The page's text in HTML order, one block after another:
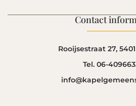
Contact
Rooijsestraat 27,
Tel. 06-